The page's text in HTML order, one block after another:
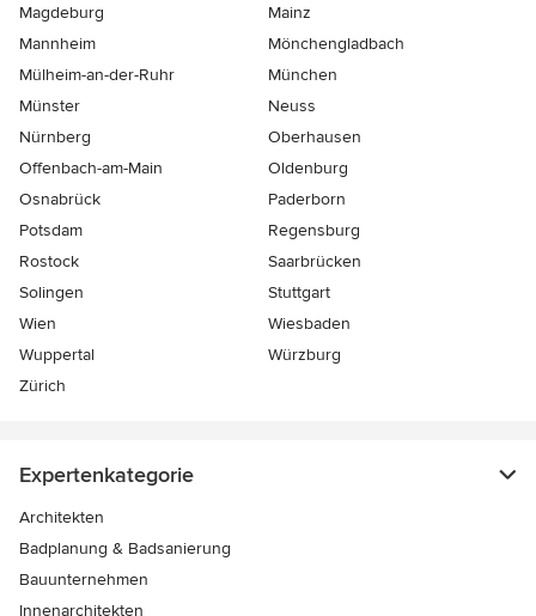
Magdeburg
Mainz
Mannheim
Mönchen­gladbach
Mülheim-an-der-Ruhr
München
Münster
Neuss
Nürnberg
Oberhausen
Offenbach-am-Main
Oldenburg
Osnabrück
Paderborn
Potsdam
Regensburg
Rostock
Saarbrücken
Solingen
Stuttgart
Wien
Wiesbaden
Wuppertal
Würzburg
Zürich
Expertenkategorie
Architekten
Badplanung & Badsanierung
Bauunternehmen
Innenarchitekten